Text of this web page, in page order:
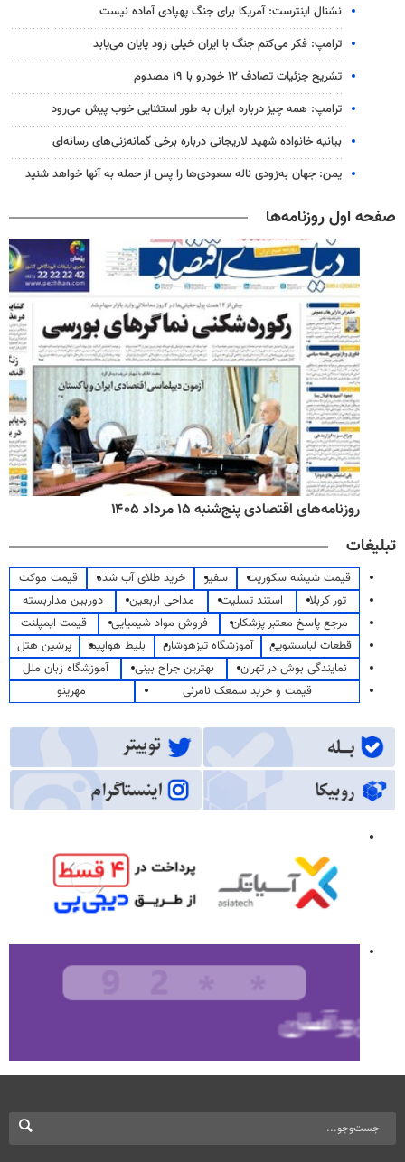
نشنال اینترست: آمریکا برای جنگ پهپادی آماده نیست
ترامپ: فکر می‌کنم جنگ با ایران خیلی زود پایان می‌یابد
تشریح جزئیات تصادف ۱۲ خودرو با ۱۹ مصدوم
ترامپ: همه چیز درباره ایران به طور استثنایی خوب پیش می‌رود
بیانیه خانواده شهید لاریجانی درباره برخی گمانه‌زنی‌های رسانه‌ای
یمن: جهان به‌زودی ناله سعودی‌ها را پس از حمله به آنها خواهد شنید
صفحه اول روزنامه‌ها
روزنامه‌های اقتصادی پنج‌شنبه ۱۵ مرداد ۱۴۰۵
تبلیغات
قیمت شیشه سکوریت سفیر خرید طلای آب شده
قیمت موکت
تور کربلا
استند تسلیت مداحی اربعین
دوربین مداربسته
مرجع پاسخ معتبر پزشکان
فروش مواد شیمیایی
قیمت ایمپلنت
قطعات لباسشویی
آموزشگاه تیزهوشان بلیط هواپیما
پرشین هتل
نمایندگی بوش در تهران
بهترین جراح بینی
آموزشگاه زبان ملل
قیمت و خرید سمعک نامرئی
مهرینو